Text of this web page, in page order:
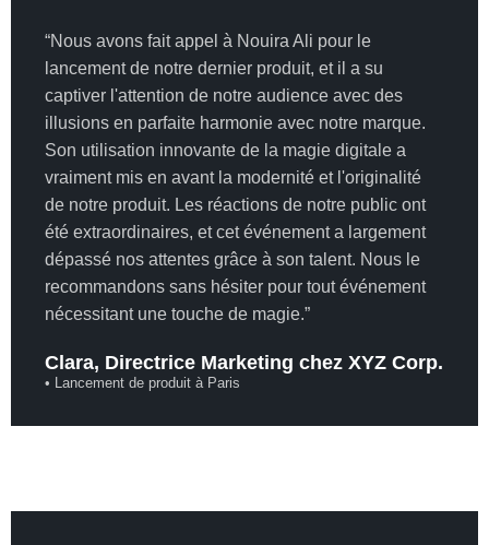
“Nous avons fait appel à Nouira Ali pour le
lancement de notre dernier produit, et il a su
captiver l'attention de notre audience avec des
illusions en parfaite harmonie avec notre marque.
Son utilisation innovante de la magie digitale a
vraiment mis en avant la modernité et l'originalité
de notre produit. Les réactions de notre public ont
été extraordinaires, et cet événement a largement
dépassé nos attentes grâce à son talent. Nous le
recommandons sans hésiter pour tout événement
nécessitant une touche de magie.”
Clara, Directrice Marketing chez XYZ Corp.
• Lancement de produit à Paris